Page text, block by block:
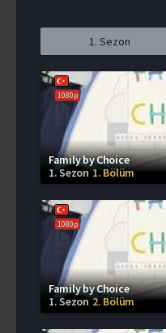
1. Sezon
1080p
Family by Choice
1. Sezon1. Bölüm
1080p
Family by Choice
1. Sezon2. Bölüm